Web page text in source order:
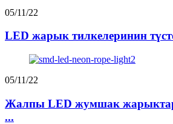
05/11/22
LED жарык тилкелеринин
05/11/22
Жалпы LED жумшак
...